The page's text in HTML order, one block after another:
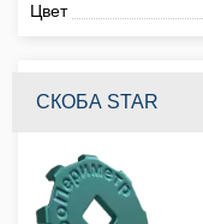
Цвет
СКОБА STAR